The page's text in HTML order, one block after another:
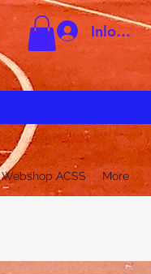
Inloggen
Webshop ACSS More